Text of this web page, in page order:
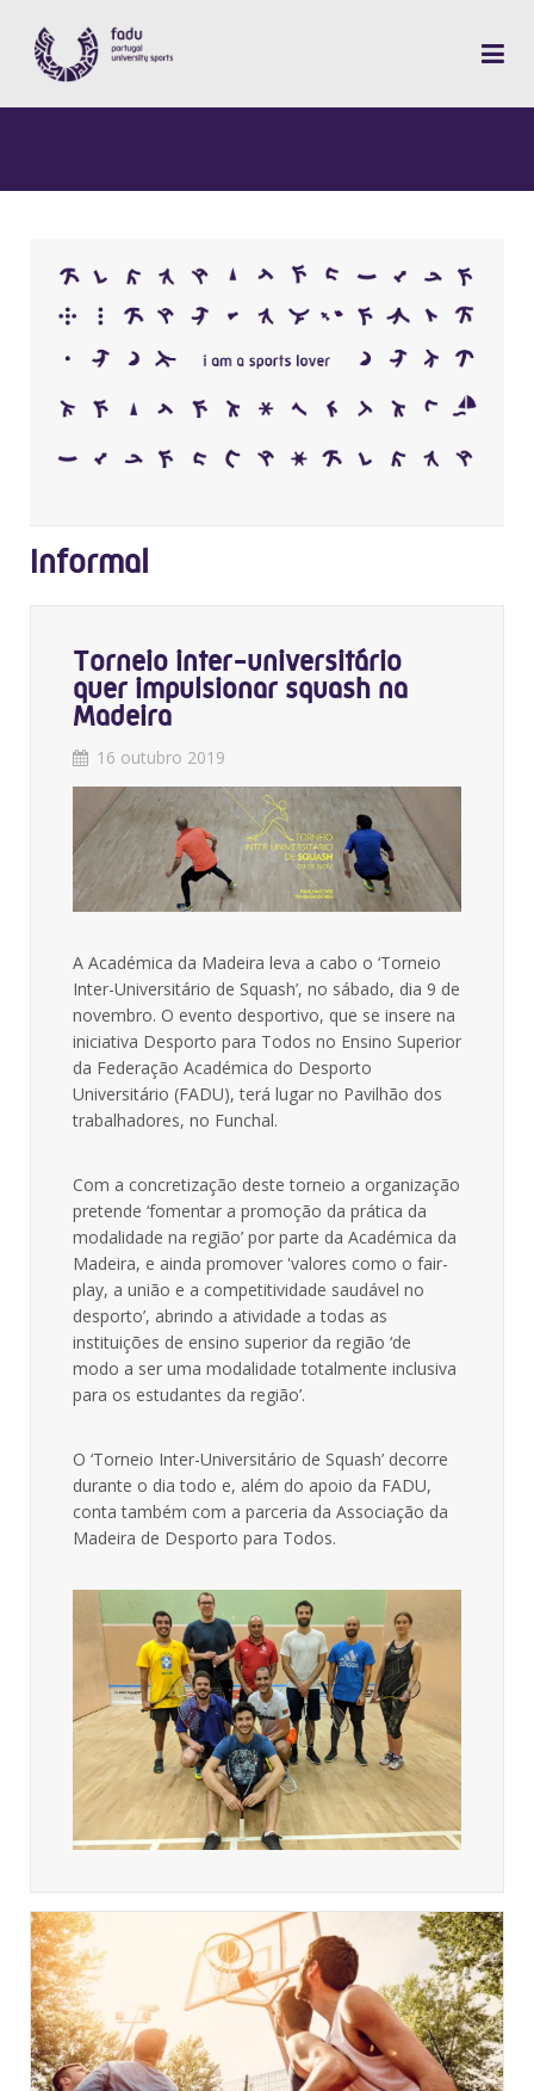
Informal
Torneio inter-universitário
quer impulsionar squash na
Madeira
16 outubro 2019
A Académica da Madeira leva a cabo o ‘Torneio
Inter-Universitário de Squash’, no sábado, dia 9 de
novembro. O evento desportivo, que se insere na
iniciativa Desporto para Todos no Ensino Superior
da Federação Académica do Desporto
Universitário (FADU), terá lugar no Pavilhão dos
trabalhadores, no Funchal.
Com a concretização deste torneio a organização
pretende ‘fomentar a promoção da prática da
modalidade na região’ por parte da Académica da
Madeira, e ainda promover 'valores como o fair-
play, a união e a competitividade saudável no
desporto’, abrindo a atividade a todas as
instituições de ensino superior da região ‘de
modo a ser uma modalidade totalmente inclusiva
para os estudantes da região’.
O ‘Torneio Inter-Universitário de Squash’ decorre
durante o dia todo e, além do apoio da FADU,
conta também com a parceria da Associação da
Madeira de Desporto para Todos.